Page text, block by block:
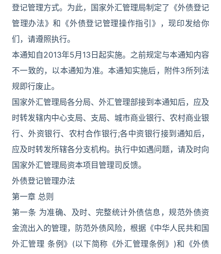
登记管理方式。为此，国家外汇管理局制定了《外债登记
管理办法》和《外债登记管理操作指引》，现印发给你
们，请遵照执行。
本通知自2013年5月13日起实施。之前规定与本通知内容
不一致的，以本通知为准。本通知实施后，附件3所列法
规即行废止。
国家外汇管理局各分局、外汇管理部接到本通知后，应及
时转发辖内中心支局、支局、城市商业银行、农村商业银
行、外资银行、农村合作银行;各中资银行接到通知后，
应及时转发所辖各分支机构。执行中如遇问题，请及时向
国家外汇管理局资本项目管理司反馈。
外债登记管理办法
第一章 总则
第一条 为准确、及时、完整统计外债信息，规范外债资
金流出入的管理，防范外债风险，根据《中华人民共和国
外汇管理 条例》(以下简称《外汇管理条例》)和《外债